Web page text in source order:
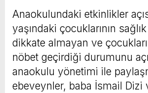
Anaokulundaki etkinlikler
yaşındaki çocuklarının
dikkate almayan ve
nöbet geçirdiği durumunu
anaokulu yönetimi ile
ebeveynler, baba İsmail Dizi